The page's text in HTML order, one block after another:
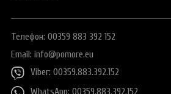
Телефон: 00359 883 392 152
Email: info@pomore.eu
Viber: 00359.883.392.152
WhatsApp: 00359.883.392.152